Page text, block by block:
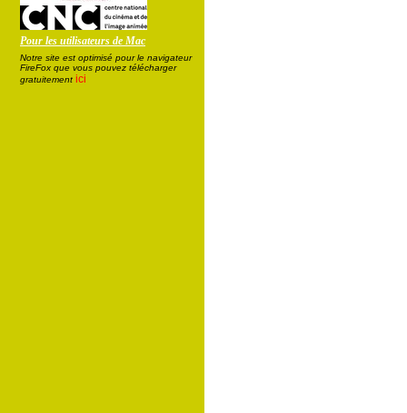
Pour les utilisateurs de Mac
Notre site est optimisé pour le navigateur
FireFox que vous pouvez télécharger
gratuitement ici